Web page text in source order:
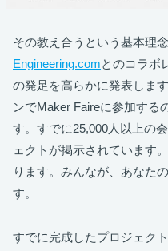
その教え合うという基本理
Engineering.comとのコラボ
の発足を高らかに発表しま
ンでMaker Faireに参加する
す。すでに25,000人以上の
ェクトが掲示されています
ります。みんなが、あなた
す。
すでに完成したプロジェク